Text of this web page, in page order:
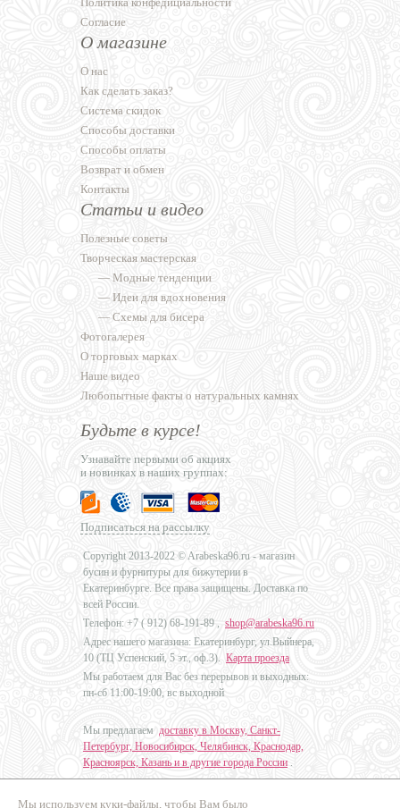
Мы используем куки-файлы, чтобы Вам было
Согласие
О магазине
О нас
Как сделать заказ?
Система скидок
Способы доставки
Способы оплаты
Возврат и обмен
Контакты
Статьи и видео
Полезные советы
Творческая мастерская
— Модные тенденции
— Идеи для вдохновения
— Схемы для бисера
Фотогалерея
О торговых марках
Наше видео
Любопытные факты о натуральных камнях
Будьте в курсе!
Узнавайте первыми об акциях
и новинках в наших группах:
Подписаться на рассылку
Copyright 2013-2022 © Arabeska96.ru - магазин
бусин и фурнитуры для бижутерии в
Екатеринбурге. Все права защищены. Доставка по
всей России.
Телефон: +7 ( 912) 68-191-89 , shop@arabeska96.ru
Адрес нашего магазина: Екатеринбург, ул.Выйнера,
10 (ТЦ Успенский, 5 эт., оф.3). Карта проезда
Мы работаем для Вас без перерывов и выходных:
пн-сб 11:00-19:00, вс выходной
Мы предлагаем доставку в Москву, Санкт-
Петербург, Новосибирск, Челябинск, Краснодар,
Красноярск, Казань и в другие города России .